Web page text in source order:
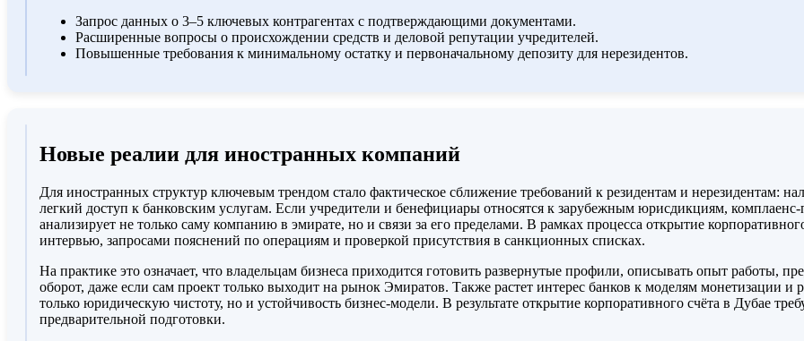
Запрос данных о 3–5 ключевых контрагентах с подтверждающими документами.
Расширенные вопросы о происхождении средств и деловой репутации учредителей.
Повышенные требования к минимальному остатку и первоначальному депозиту для нерезидентов.
Новые реалии для иностранных компаний
Для иностранных структур ключевым трендом стало фактическое сближение требований к резидентам и нерезидентам:
легкий доступ к банковским услугам. Если учредители и бенефициары относятся к зарубежным юрисдикциям,
анализирует не только саму компанию в эмирате, но и связи за его пределами. В рамках процесса открытие
интервью, запросами пояснений по операциям и проверкой присутствия в санкционных списках.
На практике это означает, что владельцам бизнеса приходится готовить развернутые профили, описывать опыт работы,
оборот, даже если сам проект только выходит на рынок Эмиратов. Также растет интерес банков к моделям монетизации и
только юридическую чистоту, но и устойчивость бизнес‑модели. В результате открытие корпоративного счёта в Дубае
предварительной подготовки.